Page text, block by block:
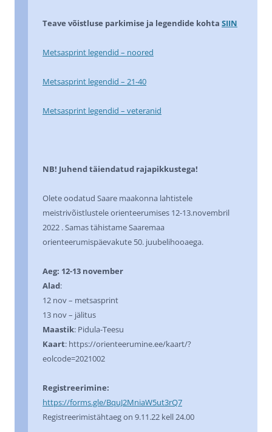
Teave võistluse parkimise ja legendide kohta SIIN
Metsasprint legendid – noored
Metsasprint legendid – 21-40
Metsasprint legendid – veteranid
NB! Juhend täiendatud rajapikkustega!
Olete oodatud Saare maakonna lahtistele
meistrivõistlustele orienteerumises 12-13.novembril
2022 . Samas tähistame Saaremaa
orienteerumispäevakute 50. juubelihooaega.
Aeg: 12-13 november
Alad:
12 nov – metsasprint
13 nov – jälitus
Maastik: Pidula-Teesu
Kaart: https://orienteerumine.ee/kaart/?
eolcode=2021002
Registreerimine:
https://forms.gle/BquJ2MniaW5ut3rQ7
Registreerimistähtaeg on 9.11.22 kell 24.00